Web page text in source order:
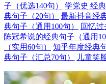
子（优选140句）
学党史 经
典句子（20句）
最新抖音经
典句子（通用100句）
回忆过
陈冠希说的经典句子（通用
（实用60句）
知乎年度经典
典句子（汇总70句）
儿童笑